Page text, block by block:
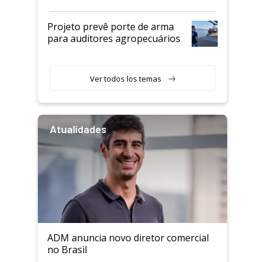
Projeto prevê porte de arma
para auditores agropecuários
Ver todos los temas
Atualidades
ADM anuncia novo diretor comercial
no Brasil